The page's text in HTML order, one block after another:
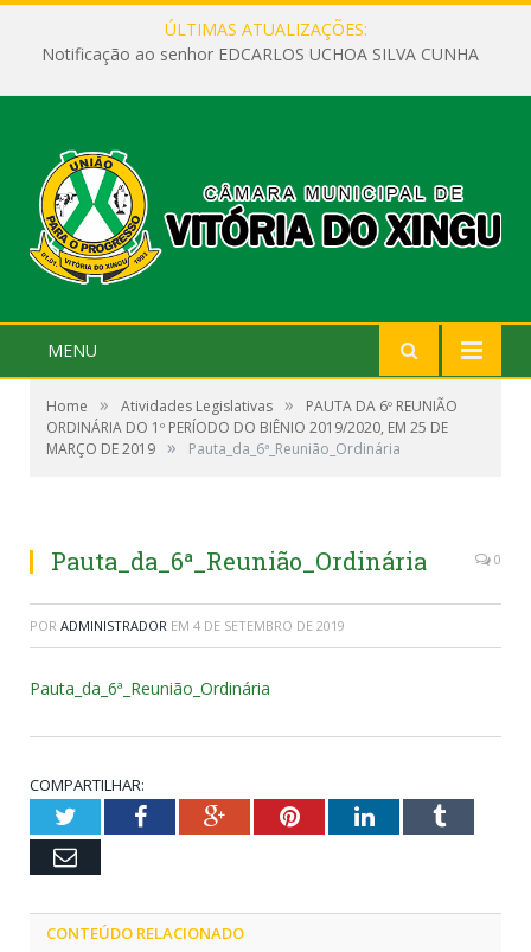
ÚLTIMAS ATUALIZAÇÕES:
Notificação ao senhor EDCARLOS UCHOA SILVA CUNHA
MENU
Home » Atividades Legislativas »
PAUTA DA 6º REUNIÃO
ORDINÁRIA DO 1º PERÍODO DO BIÊNIO 2019/2020, EM 25 DE
MARÇO DE 2019 » Pauta_da_6ª_Reunião_Ordinária
Pauta_da_6ª_Reunião_Ordinária 0
POR ADMINISTRADOR EM 4 DE SETEMBRO DE 2019
Pauta_da_6ª_Reunião_Ordinária
COMPARTILHAR:
TwitterFacebookGoogle+PinterestLinkedInTumblr
Email
CONTEÚDO RELACIONADO